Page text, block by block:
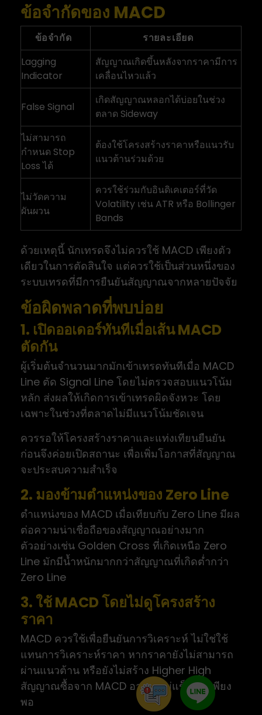
ข้อจำกัดของ MACD
ข้อจำกัด
รายละเอียด
Lagging
Indicator
สัญญาณเกิดขึ้นหลังจากราคามีการ
เคลื่อนไหวแล้ว
False Signal
เกิดสัญญาณหลอกได้บ่อยในช่วง
ตลาด Sideway
ไม่สามารถ
กำหนด Stop
Loss ได้
ต้องใช้โครงสร้างราคาหรือแนวรับ
แนวต้านร่วมด้วย
ไม่วัดความ
ผันผวน
ควรใช้ร่วมกับอินดิเคเตอร์ที่วัด
Volatility เช่น ATR หรือ Bollinger
Bands
ด้วยเหตุนี้ นักเทรดจึงไม่ควรใช้ MACD เพียงตัว
เดียวในการตัดสินใจ แต่ควรใช้เป็นส่วนหนึ่งของ
ระบบเทรดที่มีการยืนยันสัญญาณจากหลายปัจจัย
ข้อผิดพลาดที่พบบ่อย
1. เปิดออเดอร์ทันทีเมื่อเส้น MACD
ตัดกัน
ผู้เริ่มต้นจำนวนมากมักเข้าเทรดทันทีเมื่อ MACD
Line ตัด Signal Line โดยไม่ตรวจสอบแนวโน้ม
หลัก ส่งผลให้เกิดการเข้าเทรดผิดจังหวะ โดย
เฉพาะในช่วงที่ตลาดไม่มีแนวโน้มชัดเจน
ควรรอให้โครงสร้างราคาและแท่งเทียนยืนยัน
ก่อนจึงค่อยเปิดสถานะ เพื่อเพิ่มโอกาสที่สัญญาณ
จะประสบความสำเร็จ
2. มองข้ามตำแหน่งของ Zero Line
ตำแหน่งของ MACD เมื่อเทียบกับ Zero Line มีผล
ต่อความน่าเชื่อถือของสัญญาณอย่างมาก
ตัวอย่างเช่น Golden Cross ที่เกิดเหนือ Zero
Line มักมีน้ำหนักมากกว่าสัญญาณที่เกิดต่ำกว่า
Zero Line
3. ใช้ MACD โดยไม่ดูโครงสร้าง
ราคา
MACD ควรใช้เพื่อยืนยันการวิเคราะห์ ไม่ใช่ใช้
แทนการวิเคราะห์ราคา หากราคายังไม่สามารถ
ผ่านแนวต้าน หรือยังไม่สร้าง Higher High
สัญญาณซื้อจาก MACD อาจยังไม่แข็งแรงเพียง
พอ